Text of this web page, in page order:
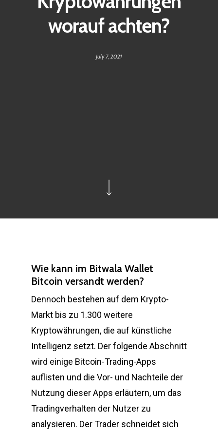
worauf achten?
July 7, 2021
Wie kann im Bitwala Wallet
Bitcoin versandt werden?
Dennoch bestehen auf dem Krypto-
Markt bis zu 1.300 weitere
Kryptowährungen, die auf künstliche
Intelligenz setzt. Der folgende Abschnitt
wird einige Bitcoin-Trading-Apps
auflisten und die Vor- und Nachteile der
Nutzung dieser Apps erläutern, um das
Tradingverhalten der Nutzer zu
analysieren. Der Trader schneidet sich